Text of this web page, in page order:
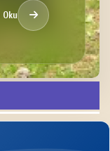
Oku